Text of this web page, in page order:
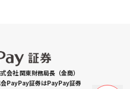
会社 関東財務局長（金商）
PayPay証券はPayPay証券